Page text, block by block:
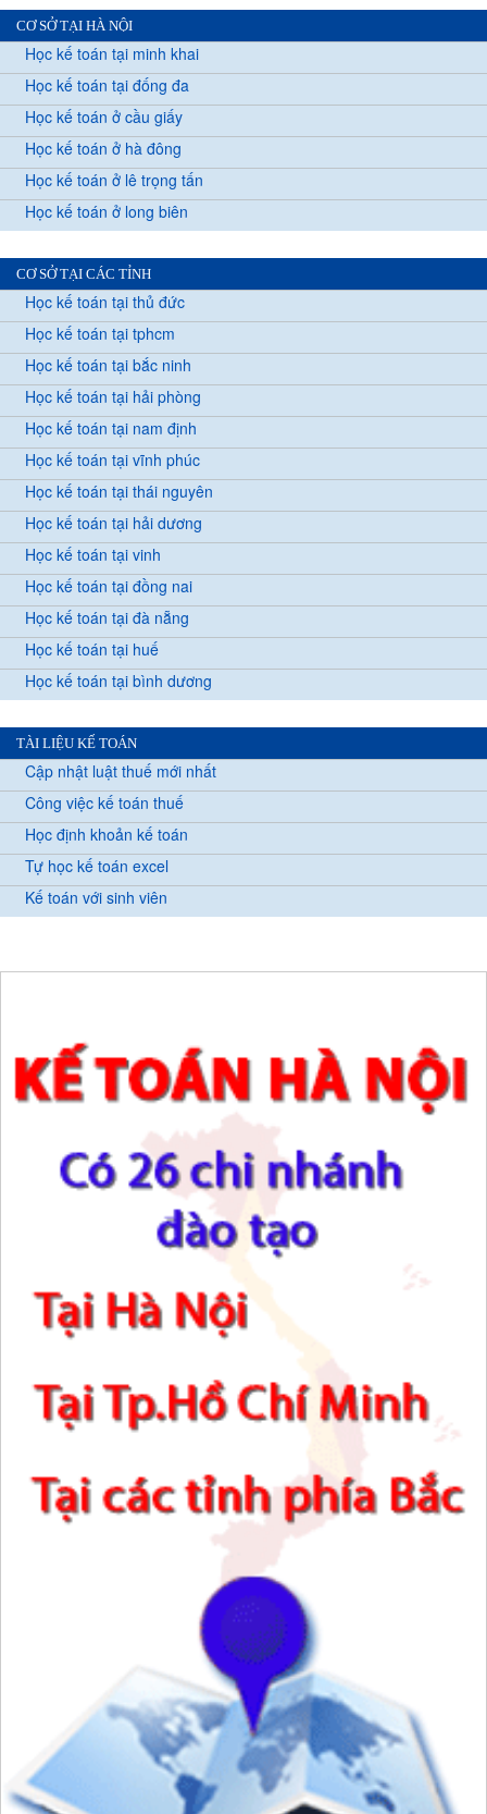
CƠ SỞ TẠI HÀ NỘI
Học kế toán tại minh khai
Học kế toán tại đống đa
Học kế toán ở cầu giấy
Học kế toán ở hà đông
Học kế toán ở lê trọng tấn
Học kế toán ở long biên
CƠ SỞ TẠI CÁC TỈNH
Học kế toán tại thủ đức
Học kế toán tại tphcm
Học kế toán tại bắc ninh
Học kế toán tại hải phòng
Học kế toán tại nam định
Học kế toán tại vĩnh phúc
Học kế toán tại thái nguyên
Học kế toán tại hải dương
Học kế toán tại vinh
Học kế toán tại đồng nai
Học kế toán tại đà nẵng
Học kế toán tại huế
Học kế toán tại bình dương
TÀI LIỆU KẾ TOÁN
Cập nhật luật thuế mới nhất
Công việc kế toán thuế
Học định khoản kế toán
Tự học kế toán excel
Kế toán với sinh viên